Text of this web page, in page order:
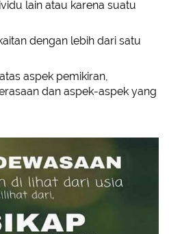
lain atau karena suatu
dengan lebih dari satu
aspek pemikiran,
dan aspek-aspek yang